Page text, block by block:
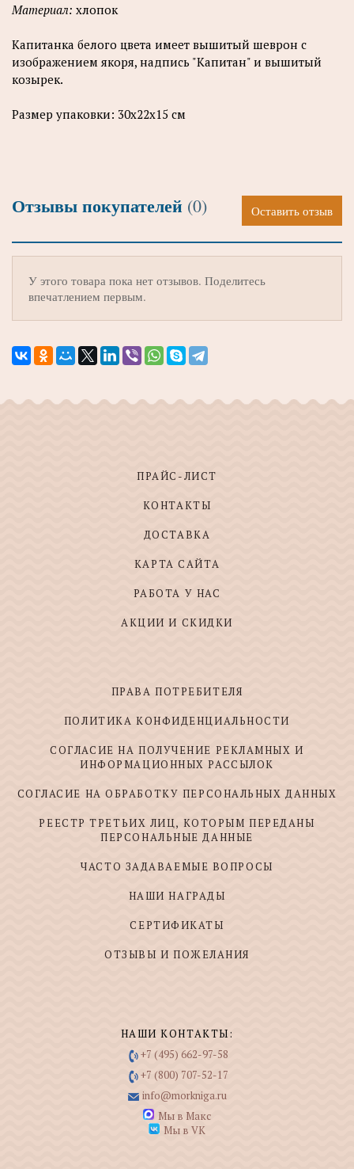
Материал: хлопок
Капитанка белого цвета имеет вышитый шеврон с
изображением якоря, надпись "Капитан" и вышитый
козырек.
Размер упаковки: 30х22х15 см
Отзывы покупателей (0) Оставить отзыв
У этого товара пока нет отзывов. Поделитесь
впечатлением первым.
ПРАЙС-ЛИСТ
КОНТАКТЫ
ДОСТАВКА
КАРТА САЙТА
РАБОТА У НАС
АКЦИИ И СКИДКИ
ПРАВА ПОТРЕБИТЕЛЯ
ПОЛИТИКА КОНФИДЕНЦИАЛЬНОСТИ
СОГЛАСИЕ НА ПОЛУЧЕНИЕ РЕКЛАМНЫХ И
ИНФОРМАЦИОННЫХ РАССЫЛОК
СОГЛАСИЕ НА ОБРАБОТКУ ПЕРСОНАЛЬНЫХ ДАННЫХ
РЕЕСТР ТРЕТЬИХ ЛИЦ, КОТОРЫМ ПЕРЕДАНЫ
ПЕРСОНАЛЬНЫЕ ДАННЫЕ
ЧАСТО ЗАДАВАЕМЫЕ ВОПРОСЫ
НАШИ НАГРАДЫ
СЕРТИФИКАТЫ
ОТЗЫВЫ И ПОЖЕЛАНИЯ
НАШИ КОНТАКТЫ:
+7 (495) 662-97-58
+7 (800) 707-52-17
info@morkniga.ru
Мы в Макс
Мы в VK